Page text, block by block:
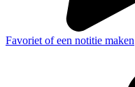
Favoriet of een notitie maken